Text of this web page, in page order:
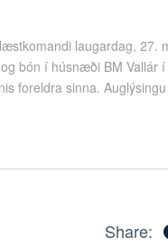
laugardag, 27.
bón í húsnæði BM Vallár
foreldra sinna.
Share: